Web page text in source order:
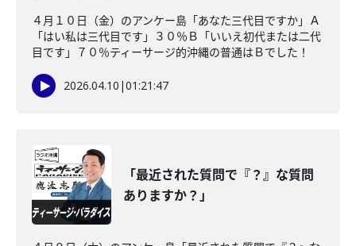
４月１０日（金）のアンケー島「あなた三代目ですか」Ａ
「はい私は三代目です」３０％Ｂ「いいえ初代または二代
目です」７０％ティーサージ的沖縄の普通はＢでした！
2026.04.10 |01:21:47
「最近された質問で『？』な質問
ありますか？」